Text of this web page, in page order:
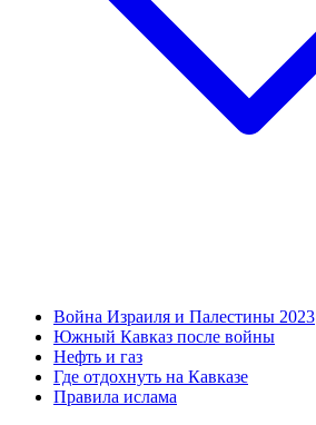
Война Израиля и Палестины 2023
Южный Кавказ после войны
Нефть и газ
Где отдохнуть на Кавказе
Правила ислама